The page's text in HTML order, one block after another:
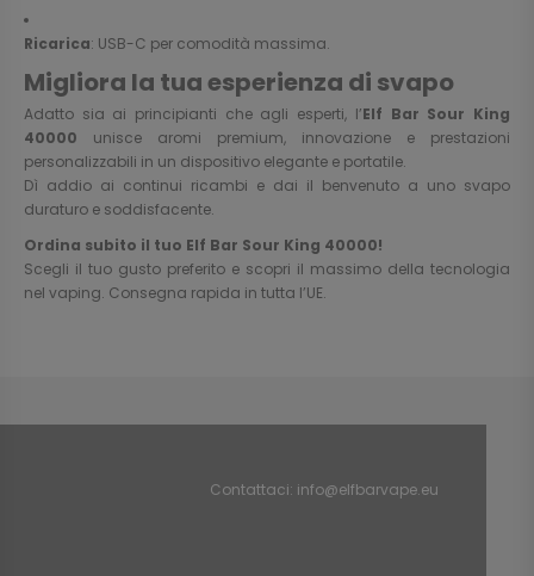
Ricarica: USB-C per comodità massima.
Migliora la tua esperienza di svapo
Adatto sia ai principianti che agli esperti, l’Elf Bar Sour King
40000 unisce aromi premium, innovazione e prestazioni
personalizzabili in un dispositivo elegante e portatile.
Dì addio ai continui ricambi e dai il benvenuto a uno svapo
duraturo e soddisfacente.
Ordina subito il tuo Elf Bar Sour King 40000!
Scegli il tuo gusto preferito e scopri il massimo della tecnologia
nel vaping. Consegna rapida in tutta l’UE.
Contattaci: info@elfbarvape.eu